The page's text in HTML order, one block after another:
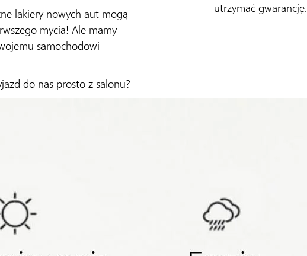
lakiery nowych aut mogą
mycia! Ale mamy
samochodowi
do nas prosto z salonu?
utrzymać gwarancję.